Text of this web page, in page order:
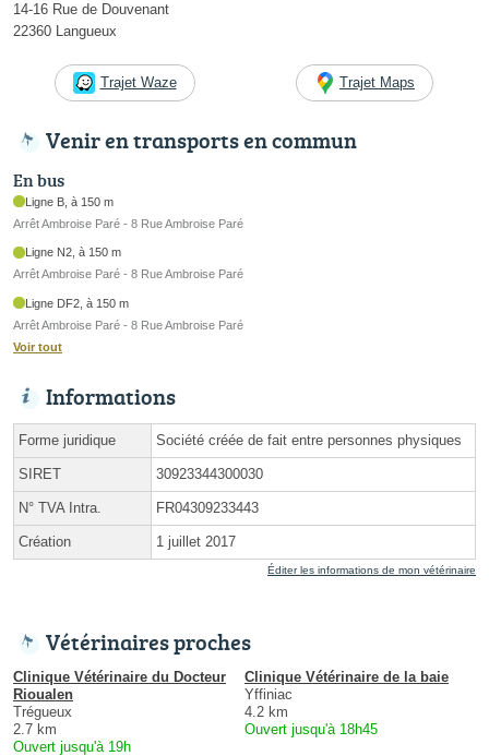
14-16 Rue de Douvenant
22360 Langueux
Trajet Waze Trajet Maps
Venir en transports en commun
En bus
Ligne B, à 150 m
Arrêt Ambroise Paré - 8 Rue Ambroise Paré
Ligne N2, à 150 m
Arrêt Ambroise Paré - 8 Rue Ambroise Paré
Ligne DF2, à 150 m
Arrêt Ambroise Paré - 8 Rue Ambroise Paré
Voir tout
Informations
Forme juridique Société créée de fait entre personnes physiques
SIRET 30923344300030
N° TVA Intra. FR04309233443
Création 1 juillet 2017
Éditer les informations de mon vétérinaire
Vétérinaires proches
Clinique Vétérinaire du Docteur
Rioualen
Trégueux
2.7 km
Ouvert jusqu'à 19h
Clinique Vétérinaire de la baie
Yffiniac
4.2 km
Ouvert jusqu'à 18h45